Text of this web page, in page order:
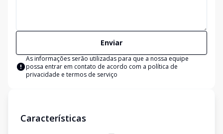
Enviar
As informações serão utilizadas para que a nossa equipe
possa entrar em contato de acordo com a política de
privacidade e termos de serviço
Características